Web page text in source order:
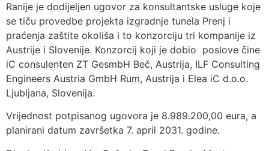
Ranije je dodijeljen ugovor za konsultantske usluge koje
se tiču provedbe projekta izgradnje tunela Prenj i
praćenja zaštite okoliša i to konzorciju tri kompanije iz
Austrije i Slovenije. Konzorcij koji je dobio poslove čine
iC consulenten ZT GesmbH Beč, Austrija, ILF Consulting
Engineers Austria GmbH Rum, Austrija i Elea iC d.o.o.
Ljubljana, Slovenija.
Vrijednost potpisanog ugovora je 8.989.200,00 eura, a
planirani datum završetka 7. april 2031. godine.